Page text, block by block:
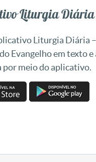
Liturgia Diária
Liturgia Diária
Evangelho em texto
por meio do aplicativo.